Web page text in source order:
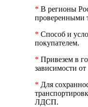
* В регионы
проверенными
* Способ и
покупателем.
* Привезем в
зависимости
* Для
ЛДСП.